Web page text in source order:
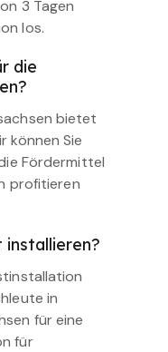
3 Tagen
los.
die
bietet
können Sie
Fördermittel
profitieren
installieren?
in
für eine
für